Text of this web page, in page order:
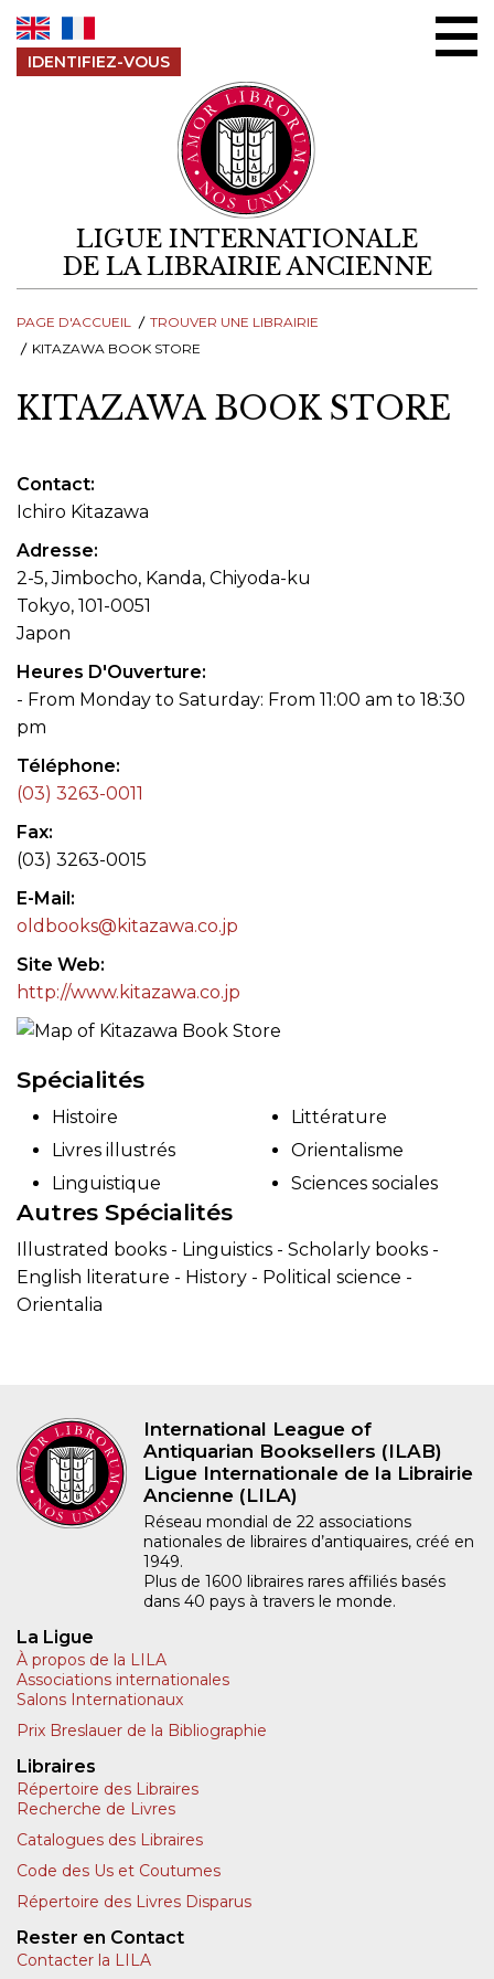
IDENTIFIEZ-VOUS
LIGUE INTERNATIONALE
DE LA LIBRAIRIE ANCIENNE
PAGE D'ACCUEIL
TROUVER UNE LIBRAIRIE
KITAZAWA BOOK STORE
KITAZAWA BOOK STORE
Contact
Ichiro Kitazawa
Adresse
2-5, Jimbocho, Kanda, Chiyoda-ku
Tokyo, 101-0051
Japon
Heures D'Ouverture
- From Monday to Saturday: From 11:00 am to 18:30
pm
Téléphone
(03) 3263-0011
Fax
(03) 3263-0015
E-Mail
oldbooks@kitazawa.co.jp
Site Web
http://www.kitazawa.co.jp
Spécialités
Histoire
Livres illustrés
Linguistique
Littérature
Orientalisme
Sciences sociales
Autres Spécialités
Illustrated books - Linguistics - Scholarly books -
English literature - History - Political science -
Orientalia
International League of
Antiquarian Booksellers (ILAB)
Ligue Internationale de la Librairie
Ancienne (LILA)
Réseau mondial de 22 associations
nationales de libraires d’antiquaires, créé en
1949.
Plus de 1600 libraires rares affiliés basés
dans 40 pays à travers le monde.
La Ligue
À propos de la LILA
Associations internationales
Salons Internationaux
Prix Breslauer de la Bibliographie
Libraires
Répertoire des Libraires
Recherche de Livres
Catalogues des Libraires
Code des Us et Coutumes
Répertoire des Livres Disparus
Rester en Contact
Contacter la LILA